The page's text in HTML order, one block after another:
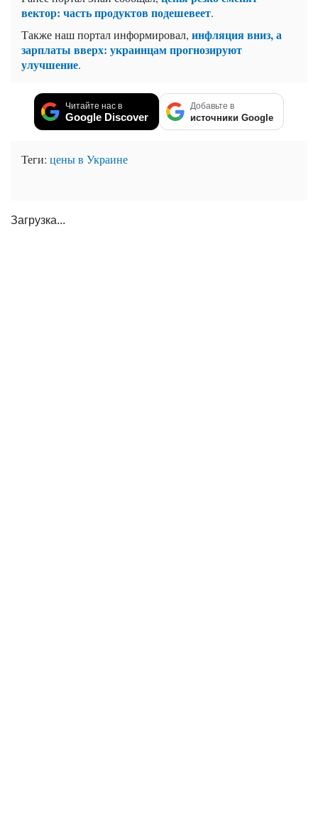
вектор: часть продуктов подешевеет.
Также наш портал информировал, инфляция вниз, а
зарплаты вверх: украинцам прогнозируют
улучшение.
Читайте нас в
Google Discover
Добавьте в
источники Google
Теги: цены в Украине
Загрузка...